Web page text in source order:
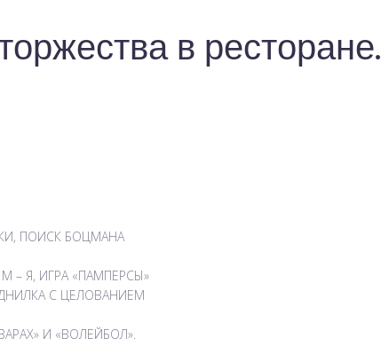
в ресторане.
ПОИСК БОЦМАНА
Я, ИГРА «ПАМПЕРСЫ»
С ЦЕЛОВАНИЕМ
И «ВОЛЕЙБОЛ».